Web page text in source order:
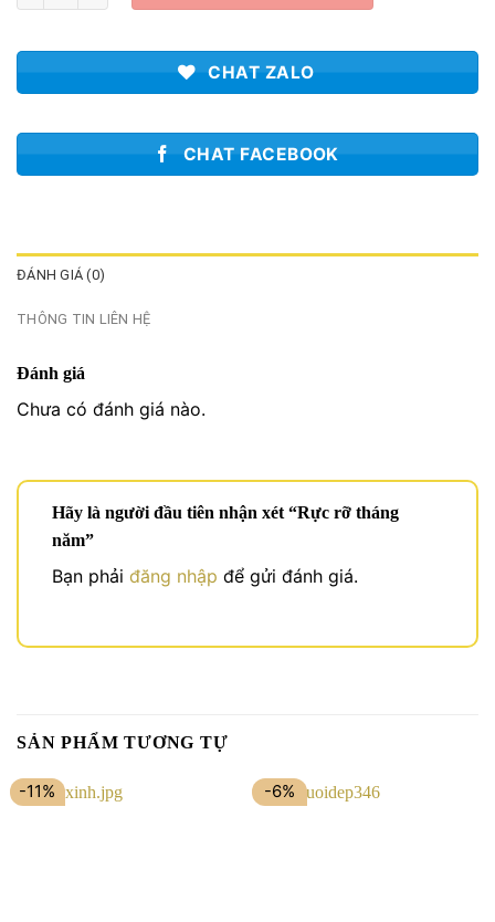
CHAT ZALO
CHAT FACEBOOK
ĐÁNH GIÁ (0)
THÔNG TIN LIÊN HỆ
Đánh giá
Chưa có đánh giá nào.
Hãy là người đầu tiên nhận xét “Rực rỡ tháng
năm”
Bạn phải đăng nhập để gửi đánh giá.
SẢN PHẨM TƯƠNG TỰ
-11% -6%